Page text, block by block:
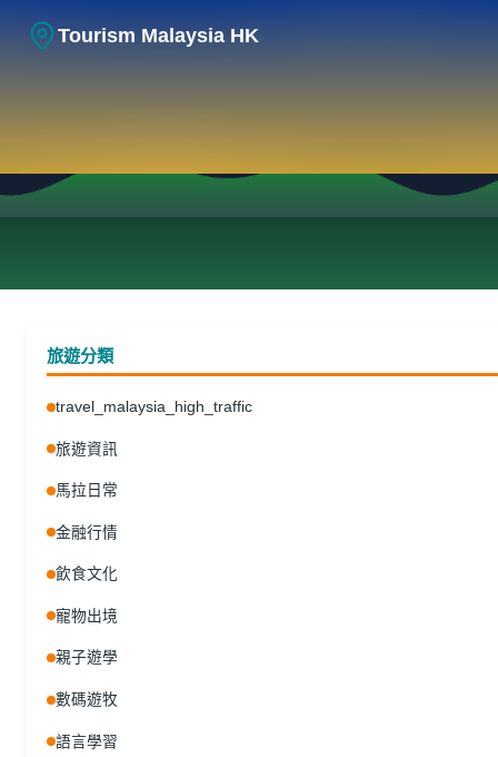
Tourism Malaysia HK
2026年7-8月檳城節慶攻略：
Penang Hill Festival與George
Town Festival港人行前指南
26.06.2026|Tourism Malaysia HK
旅遊分類
travel_malaysia_high_traffic
旅遊資訊
馬拉日常
金融行情
飲食文化
寵物出境
親子遊學
數碼遊牧
語言學習